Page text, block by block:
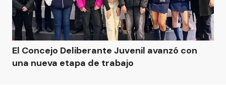
El Concejo Deliberante Juvenil avanzó con
una nueva etapa de trabajo